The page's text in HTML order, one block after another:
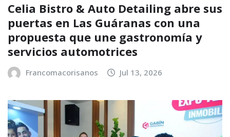
Celia Bistro & Auto Detailing abre sus
puertas en Las Guáranas con una
propuesta que une gastronomía y
servicios automotrices
Francomacorisanos Jul 13, 2026